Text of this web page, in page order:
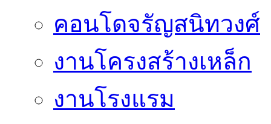
คอนโดจรัญสนิทวงศ์
งานโครงสร้างเหล็ก
งานโรงแรม